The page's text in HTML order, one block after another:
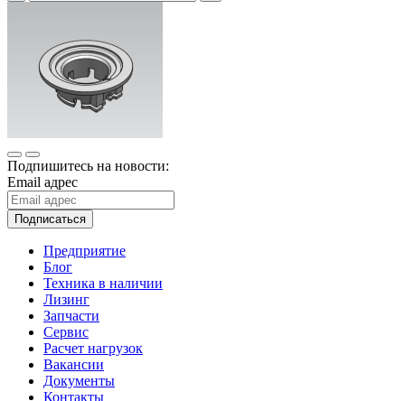
Подпишитесь на новости:
Email адрес
Подписаться
Предприятие
Блог
Техника в наличии
Лизинг
Запчасти
Сервис
Расчет нагрузок
Вакансии
Документы
Контакты